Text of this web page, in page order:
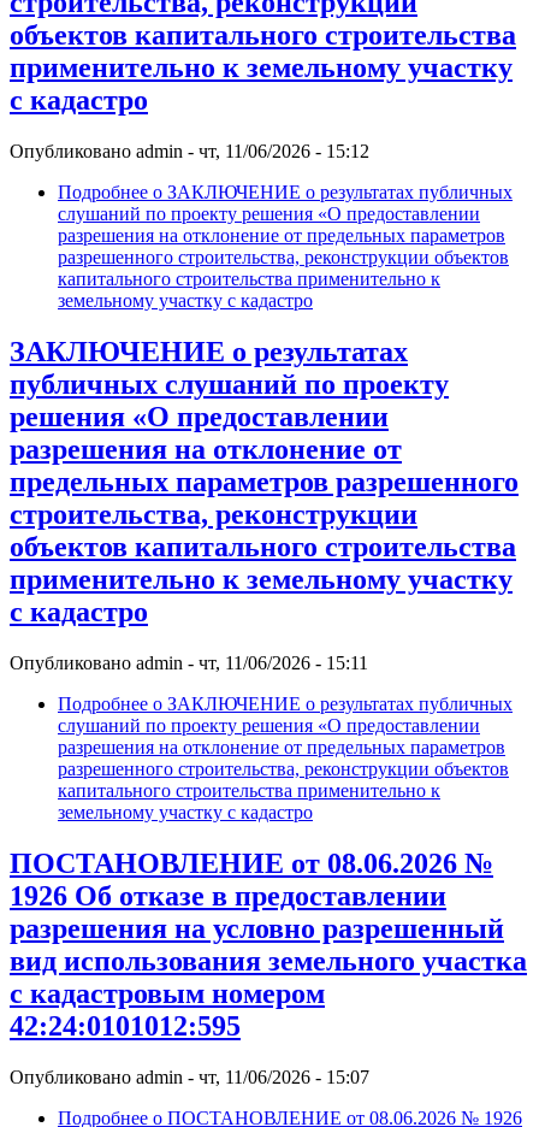
объектов капитального строительства
применительно к земельному участку
с кадастро
Опубликовано admin - чт, 11/06/2026 - 15:12
Подробнее о ЗАКЛЮЧЕНИЕ о результатах публичных
слушаний по проекту решения «О предоставлении
разрешения на отклонение от предельных параметров
разрешенного строительства, реконструкции объектов
капитального строительства применительно к
земельному участку с кадастро
ЗАКЛЮЧЕНИЕ о результатах
публичных слушаний по проекту
решения «О предоставлении
разрешения на отклонение от
предельных параметров разрешенного
строительства, реконструкции
объектов капитального строительства
применительно к земельному участку
с кадастро
Опубликовано admin - чт, 11/06/2026 - 15:11
Подробнее о ЗАКЛЮЧЕНИЕ о результатах публичных
слушаний по проекту решения «О предоставлении
разрешения на отклонение от предельных параметров
разрешенного строительства, реконструкции объектов
капитального строительства применительно к
земельному участку с кадастро
ПОСТАНОВЛЕНИЕ от 08.06.2026 №
1926 Об отказе в предоставлении
разрешения на условно разрешенный
вид использования земельного участка
с кадастровым номером
42:24:0101012:595
Опубликовано admin - чт, 11/06/2026 - 15:07
Подробнее о ПОСТАНОВЛЕНИЕ от 08.06.2026 № 1926